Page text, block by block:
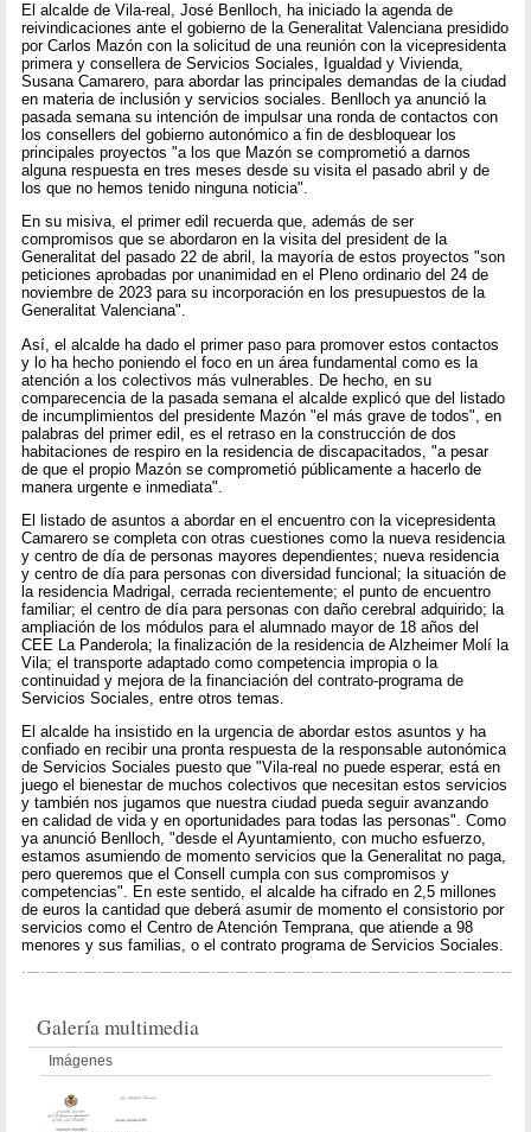
El alcalde de Vila-real, José Benlloch, ha iniciado la agenda de
reivindicaciones ante el gobierno de la Generalitat Valenciana presidido
por Carlos Mazón con la solicitud de una reunión con la vicepresidenta
primera y consellera de Servicios Sociales, Igualdad y Vivienda,
Susana Camarero, para abordar las principales demandas de la ciudad
en materia de inclusión y servicios sociales. Benlloch ya anunció la
pasada semana su intención de impulsar una ronda de contactos con
los consellers del gobierno autonómico a fin de desbloquear los
principales proyectos "a los que Mazón se comprometió a darnos
alguna respuesta en tres meses desde su visita el pasado abril y de
los que no hemos tenido ninguna noticia".
En su misiva, el primer edil recuerda que, además de ser
compromisos que se abordaron en la visita del president de la
Generalitat del pasado 22 de abril, la mayoría de estos proyectos "son
peticiones aprobadas por unanimidad en el Pleno ordinario del 24 de
noviembre de 2023 para su incorporación en los presupuestos de la
Generalitat Valenciana".
Así, el alcalde ha dado el primer paso para promover estos contactos
y lo ha hecho poniendo el foco en un área fundamental como es la
atención a los colectivos más vulnerables. De hecho, en su
comparecencia de la pasada semana el alcalde explicó que del listado
de incumplimientos del presidente Mazón "el más grave de todos", en
palabras del primer edil, es el retraso en la construcción de dos
habitaciones de respiro en la residencia de discapacitados, "a pesar
de que el propio Mazón se comprometió públicamente a hacerlo de
manera urgente e inmediata".
El listado de asuntos a abordar en el encuentro con la vicepresidenta
Camarero se completa con otras cuestiones como la nueva residencia
y centro de día de personas mayores dependientes; nueva residencia
y centro de día para personas con diversidad funcional; la situación de
la residencia Madrigal, cerrada recientemente; el punto de encuentro
familiar; el centro de día para personas con daño cerebral adquirido; la
ampliación de los módulos para el alumnado mayor de 18 años del
CEE La Panderola; la finalización de la residencia de Alzheimer Molí la
Vila; el transporte adaptado como competencia impropia o la
continuidad y mejora de la financiación del contrato-programa de
Servicios Sociales, entre otros temas.
El alcalde ha insistido en la urgencia de abordar estos asuntos y ha
confiado en recibir una pronta respuesta de la responsable autonómica
de Servicios Sociales puesto que "Vila-real no puede esperar, está en
juego el bienestar de muchos colectivos que necesitan estos servicios
y también nos jugamos que nuestra ciudad pueda seguir avanzando
en calidad de vida y en oportunidades para todas las personas". Como
ya anunció Benlloch, "desde el Ayuntamiento, con mucho esfuerzo,
estamos asumiendo de momento servicios que la Generalitat no paga,
pero queremos que el Consell cumpla con sus compromisos y
competencias". En este sentido, el alcalde ha cifrado en 2,5 millones
de euros la cantidad que deberá asumir de momento el consistorio por
servicios como el Centro de Atención Temprana, que atiende a 98
menores y sus familias, o el contrato programa de Servicios Sociales.
Galería multimedia
Imágenes